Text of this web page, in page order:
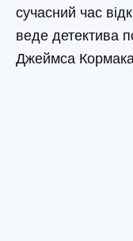
сучасний час
веде детектива
Джеймса Кормака